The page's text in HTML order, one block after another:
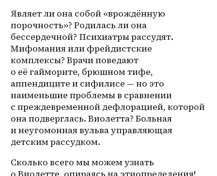
Являет ли она собой «врождённую
порочность»? Родилась ли она
бессердечной? Психиатры рассудят.
Мифомания или фрейдистские
комплексы? Врачи поведают
о её гайморите, брюшном тифе,
аппендиците и сифилисе — но это
наименьшие проблемы в сравнении
с преждевременной дефлорацией, которой
она подверглась. Виолетта? Больная
и неугомонная вульва управляющая
детским рассудком.
Сколько всего мы можем узнать